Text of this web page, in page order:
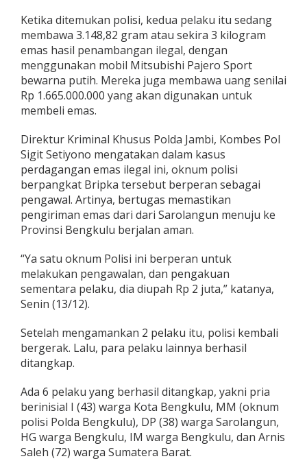
i
B
e
n
g
k
u
k
u
t
D
i
t
a
n
k
a
p
P
d
a
J
b
i
Ketika ditemukan polisi, kedua pelaku itu sedang
membawa 3.148,82 gram atau sekira 3 kilogram
emas hasil penambangan ilegal, dengan
menggunakan mobil Mitsubishi Pajero Sport
bewarna putih. Mereka juga membawa uang senilai
Rp 1.665.000.000 yang akan digunakan untuk
membeli emas.
Direktur Kriminal Khusus Polda Jambi, Kombes Pol
Sigit Setiyono mengatakan dalam kasus
perdagangan emas ilegal ini, oknum polisi
berpangkat Bripka tersebut berperan sebagai
pengawal. Artinya, bertugas memastikan
pengiriman emas dari dari Sarolangun menuju ke
Provinsi Bengkulu berjalan aman.
“Ya satu oknum Polisi ini berperan untuk
melakukan pengawalan, dan pengakuan
sementara pelaku, dia diupah Rp 2 juta,” katanya,
Senin (13/12).
Setelah mengamankan 2 pelaku itu, polisi kembali
bergerak. Lalu, para pelaku lainnya berhasil
ditangkap.
Ada 6 pelaku yang berhasil ditangkap, yakni pria
berinisial I (43) warga Kota Bengkulu, MM (oknum
polisi Polda Bengkulu), DP (38) warga Sarolangun,
HG warga Bengkulu, IM warga Bengkulu, dan Arnis
Saleh (72) warga Sumatera Barat.